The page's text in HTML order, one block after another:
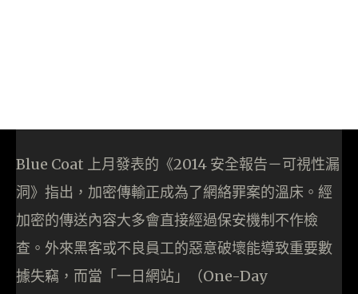
Blue Coat 上月發表的《2014 安全報告－可視性漏
洞》指出，加密傳輸正成為了網絡罪案的溫床。經
加密的傳送內容大多會直接經過保安機制不作檢
查。外來黑客或不良員工的惡意破壞能導致重要數
據失竊，而當「一日網站」（One-Day